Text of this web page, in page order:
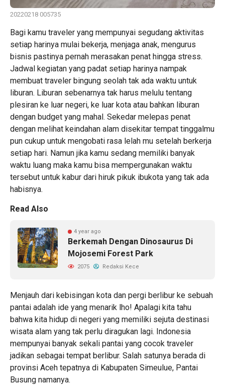
20220218 005735
Bagi kamu traveler yang mempunyai segudang aktivitas
setiap harinya mulai bekerja, menjaga anak, mengurus
bisnis pastinya pernah merasakan penat hingga stress.
Jadwal kegiatan yang padat setiap harinya nampak
membuat traveler bingung seolah tak ada waktu untuk
liburan. Liburan sebenarnya tak harus melulu tentang
plesiran ke luar negeri, ke luar kota atau bahkan liburan
dengan budget yang mahal. Sekedar melepas penat
dengan melihat keindahan alam disekitar tempat tinggalmu
pun cukup untuk mengobati rasa lelah mu setelah berkerja
setiap hari. Namun jika kamu sedang memiliki banyak
waktu luang maka kamu bisa mempergunakan waktu
tersebut untuk kabur dari hiruk pikuk ibukota yang tak ada
habisnya.
Read Also
4 year ago
Berkemah Dengan Dinosaurus Di
Mojosemi Forest Park
2075 Redaksi Kece
Menjauh dari kebisingan kota dan pergi berlibur ke sebuah
pantai adalah ide yang menarik lho! Apalagi kita tahu
bahwa kita hidup di negeri yang memiliki sejuta destinasi
wisata alam yang tak perlu diragukan lagi. Indonesia
mempunyai banyak sekali pantai yang cocok traveler
jadikan sebagai tempat berlibur. Salah satunya berada di
provinsi Aceh tepatnya di Kabupaten Simeulue, Pantai
Busung namanya.